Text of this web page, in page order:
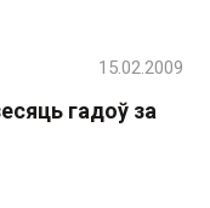
гадоў за
15.02.2009